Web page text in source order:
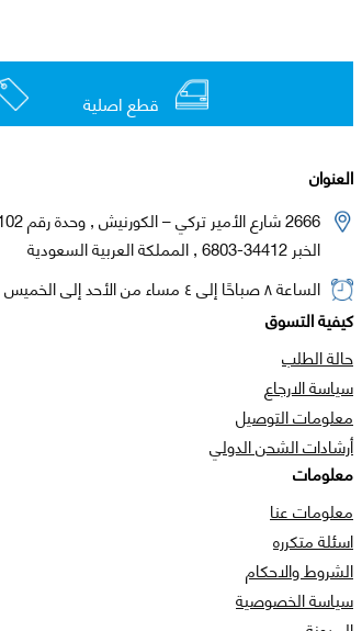
قطع اصلية
العنوان
2666 شارع الأمير تركي – الكورنيش , وحدة رقم 102
الخبر 34412-6803 , المملكة العربية السعودية
الساعة ٨ صباحًا إلى ٤ مساء من الأحد إلى الخميس
كيفية التسوق
حالة الطلب
سياسة الارجاع
معلومات التوصيل
أرشادات الشحن الدولي
معلومات
معلومات عنا
اسئلة متكرره
الشروط والاحكام
سياسة الخصوصية